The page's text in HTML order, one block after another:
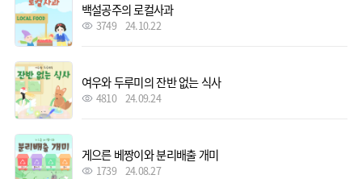
백설공주의 로컬사과
3749 24.10.22
여우와 두루미의 잔반 없는 식사
4810 24.09.24
게으른 베짱이와 분리배출 개미
1739 24.08.27